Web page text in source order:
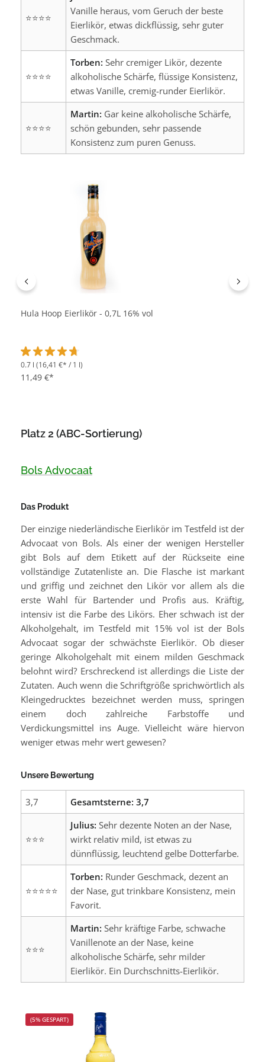
⭐⭐⭐⭐
Vanille heraus, vom Geruch der beste
Eierlikör, etwas dickflüssig, sehr guter
Geschmack.
⭐⭐⭐⭐
Torben: Sehr cremiger Likör, dezente
alkoholische Schärfe, flüssige Konsistenz,
etwas Vanille, cremig-runder Eierlikör.
⭐⭐⭐⭐
Martin: Gar keine alkoholische Schärfe,
schön gebunden, sehr passende
Konsistenz zum puren Genuss.
Produktgalerie überspringen
Hula Hoop Eierlikör - 0,7L 16% vol
Durchschnittliche Bewertung von 4.7 von 5 Sternen
0.7 l (16,41 €* / 1 l)
11,49 €*
Platz 2 (ABC-Sortierung)
Bols Advocaat
Das Produkt
Der einzige niederländische Eierlikör im Testfeld ist der
Advocaat von Bols. Als einer der wenigen Hersteller
gibt Bols auf dem Etikett auf der Rückseite eine
vollständige Zutatenliste an. Die Flasche ist markant
und griffig und zeichnet den Likör vor allem als die
erste Wahl für Bartender und Profis aus. Kräftig,
intensiv ist die Farbe des Likörs. Eher schwach ist der
Alkoholgehalt, im Testfeld mit 15% vol ist der Bols
Advocaat sogar der schwächste Eierlikör. Ob dieser
geringe Alkoholgehalt mit einem milden Geschmack
belohnt wird? Erschreckend ist allerdings die Liste der
Zutaten. Auch wenn die Schriftgröße sprichwörtlich als
Kleingedrucktes bezeichnet werden muss, springen
einem doch zahlreiche Farbstoffe und
Verdickungsmittel ins Auge. Vielleicht wäre hiervon
weniger etwas mehr wert gewesen?
Unsere Bewertung
3,7 Gesamtsterne: 3,7
⭐⭐⭐
Julius: Sehr dezente Noten an der Nase,
wirkt relativ mild, ist etwas zu
dünnflüssig, leuchtend gelbe Dotterfarbe.
⭐⭐⭐⭐⭐
Torben: Runder Geschmack, dezent an
der Nase, gut trinkbare Konsistenz, mein
Favorit.
⭐⭐⭐
Martin: Sehr kräftige Farbe, schwache
Vanillenote an der Nase, keine
alkoholische Schärfe, sehr milder
Eierlikör. Ein Durchschnitts-Eierlikör.
Produktgalerie überspringen
(5% GESPART)